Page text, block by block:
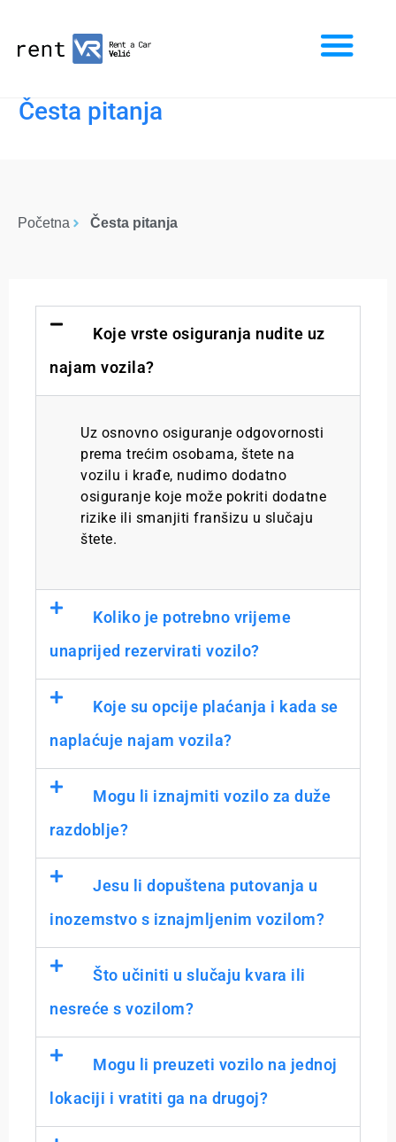
Česta pitanja
Početna Česta pitanja
Koje vrste osiguranja nudite uz
najam vozila?
Uz osnovno osiguranje odgovornosti
prema trećim osobama, štete na
vozilu i krađe, nudimo dodatno
osiguranje koje može pokriti dodatne
rizike ili smanjiti franšizu u slučaju
štete.
Koliko je potrebno vrijeme
unaprijed rezervirati vozilo?
Koje su opcije plaćanja i kada se
naplaćuje najam vozila?
Mogu li iznajmiti vozilo za duže
razdoblje?
Jesu li dopuštena putovanja u
inozemstvo s iznajmljenim vozilom?
Što učiniti u slučaju kvara ili
nesreće s vozilom?
Mogu li preuzeti vozilo na jednoj
lokaciji i vratiti ga na drugoj?